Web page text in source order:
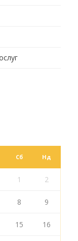
Сб Нд
1 2
8 9
15 16